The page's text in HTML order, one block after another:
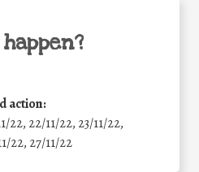
action:
22, 22/11/22, 23/11/22,
22, 27/11/22